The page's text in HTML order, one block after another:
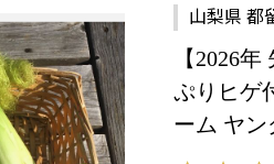
山梨県 都
【2026
ぷりヒゲ
ーム ヤン